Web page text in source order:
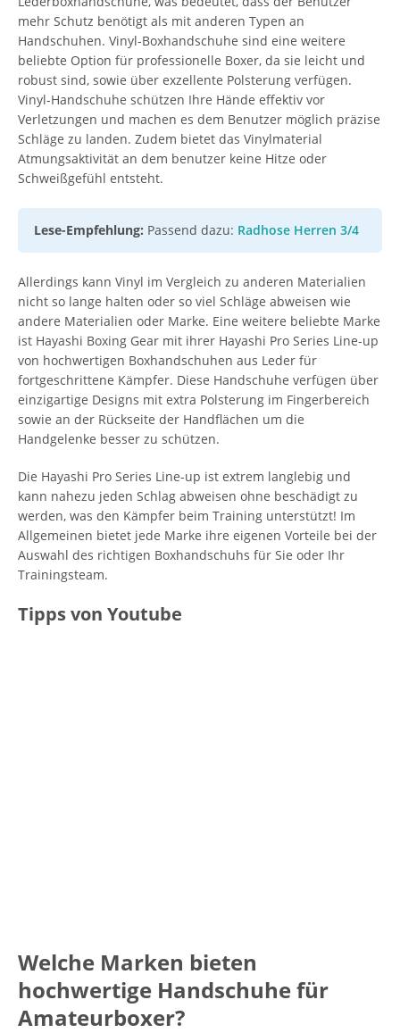
mehr Schutz benötigt als mit anderen Typen an
Handschuhen. Vinyl-Boxhandschuhe sind eine weitere
beliebte Option für professionelle Boxer, da sie leicht und
robust sind, sowie über exzellente Polsterung verfügen.
Vinyl-Handschuhe schützen Ihre Hände effektiv vor
Verletzungen und machen es dem Benutzer möglich präzise
Schläge zu landen. Zudem bietet das Vinylmaterial
Atmungsaktivität an dem benutzer keine Hitze oder
Schweißgefühl entsteht.
Lese-Empfehlung: Passend dazu: Radhose Herren 3/4
Allerdings kann Vinyl im Vergleich zu anderen Materialien
nicht so lange halten oder so viel Schläge abweisen wie
andere Materialien oder Marke. Eine weitere beliebte Marke
ist Hayashi Boxing Gear mit ihrer Hayashi Pro Series Line-up
von hochwertigen Boxhandschuhen aus Leder für
fortgeschrittene Kämpfer. Diese Handschuhe verfügen über
einzigartige Designs mit extra Polsterung im Fingerbereich
sowie an der Rückseite der Handflächen um die
Handgelenke besser zu schützen.
Die Hayashi Pro Series Line-up ist extrem langlebig und
kann nahezu jeden Schlag abweisen ohne beschädigt zu
werden, was den Kämpfer beim Training unterstützt! Im
Allgemeinen bietet jede Marke ihre eigenen Vorteile bei der
Auswahl des richtigen Boxhandschuhs für Sie oder Ihr
Trainingsteam.
Tipps von Youtube
Welche Marken bieten
hochwertige Handschuhe für
Amateurboxer?